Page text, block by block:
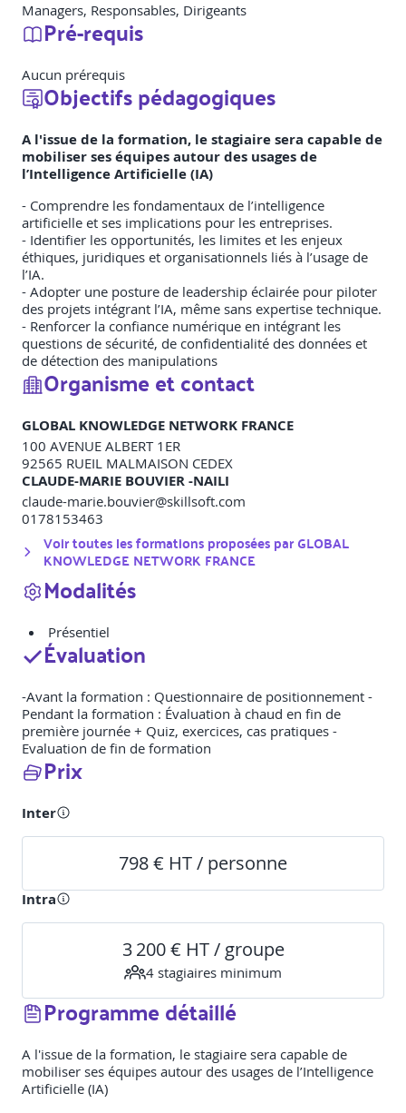
Managers, Responsables, Dirigeants
Pré-requis
Aucun prérequis
Objectifs pédagogiques
A l'issue de la formation, le stagiaire sera capable de
mobiliser ses équipes autour des usages de
l’Intelligence Artificielle (IA)
- Comprendre les fondamentaux de l’intelligence
artificielle et ses implications pour les entreprises.
- Identifier les opportunités, les limites et les enjeux
éthiques, juridiques et organisationnels liés à l’usage de
l’IA.
- Adopter une posture de leadership éclairée pour piloter
des projets intégrant l’IA, même sans expertise technique.
- Renforcer la confiance numérique en intégrant les
questions de sécurité, de confidentialité des données et
de détection des manipulations
Organisme et contact
GLOBAL KNOWLEDGE NETWORK FRANCE
100 AVENUE ALBERT 1ER
92565 RUEIL MALMAISON CEDEX
CLAUDE-MARIE BOUVIER -NAILI
claude-marie.bouvier@skillsoft.com
0178153463
Voir toutes les formations proposées parGLOBAL
KNOWLEDGE NETWORK FRANCE
Modalités
Présentiel
Évaluation
-Avant la formation : Questionnaire de positionnement -
Pendant la formation : Évaluation à chaud en fin de
première journée + Quiz, exercices, cas pratiques -
Evaluation de fin de formation
Prix
Inter
798 € HT / personne
Intra
3 200 € HT / groupe
4 stagiaires minimum
Programme détaillé
A l'issue de la formation, le stagiaire sera capable de
mobiliser ses équipes autour des usages de l’Intelligence
Artificielle (IA)